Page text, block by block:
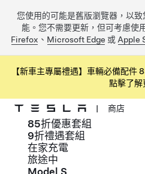
您使用的可能是舊版瀏覽器，以
能。您不需要更新，但可考慮使
Firefox 、 Microsoft Edge 或 Apple
【新車主專屬禮遇】車輛必備配件
點擊了解
跳到主要內容
| 商店
85折優惠套組
9折禮遇套組
在家充電
旅途中
Model S